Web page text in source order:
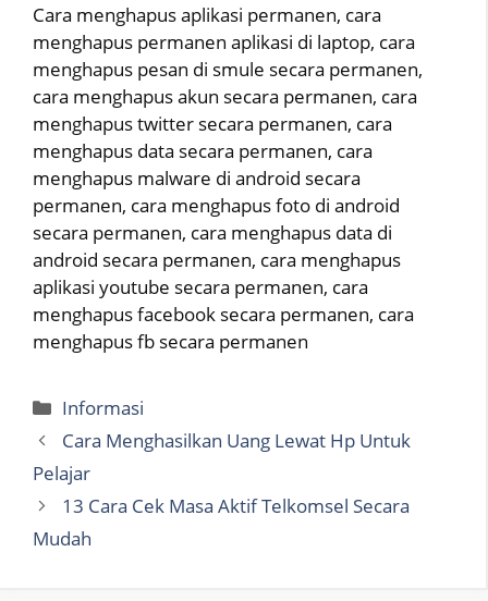
Cara menghapus aplikasi permanen, cara
menghapus permanen aplikasi di laptop, cara
menghapus pesan di smule secara permanen,
cara menghapus akun secara permanen, cara
menghapus twitter secara permanen, cara
menghapus data secara permanen, cara
menghapus malware di android secara
permanen, cara menghapus foto di android
secara permanen, cara menghapus data di
android secara permanen, cara menghapus
aplikasi youtube secara permanen, cara
menghapus facebook secara permanen, cara
menghapus fb secara permanen
Categories
Informasi
Cara Menghasilkan Uang Lewat Hp Untuk
Pelajar
13 Cara Cek Masa Aktif Telkomsel Secara
Mudah